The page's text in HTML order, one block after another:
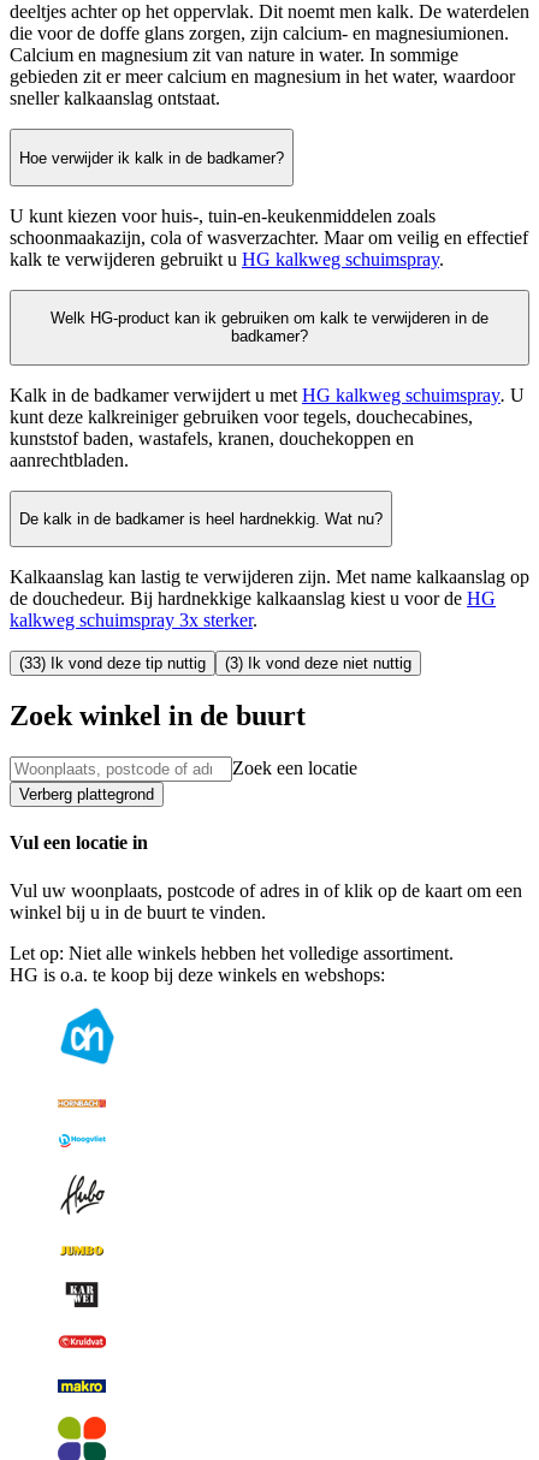
deeltjes achter op het oppervlak. Dit noemt men kalk. De waterdelen
die voor de doffe glans zorgen, zijn calcium- en magnesiumionen.
Calcium en magnesium zit van nature in water. In sommige
gebieden zit er meer calcium en magnesium in het water, waardoor
sneller kalkaanslag ontstaat.
Hoe verwijder ik kalk in de badkamer?
U kunt kiezen voor huis-, tuin-en-keukenmiddelen zoals
schoonmaakazijn, cola of wasverzachter. Maar om veilig en effectief
kalk te verwijderen gebruikt u HG kalkweg schuimspray.
Welk HG-product kan ik gebruiken om kalk te verwijderen in de
badkamer?
Kalk in de badkamer verwijdert u met HG kalkweg schuimspray. U
kunt deze kalkreiniger gebruiken voor tegels, douchecabines,
kunststof baden, wastafels, kranen, douchekoppen en
aanrechtbladen.
De kalk in de badkamer is heel hardnekkig. Wat nu?
Kalkaanslag kan lastig te verwijderen zijn. Met name kalkaanslag op
de douchedeur. Bij hardnekkige kalkaanslag kiest u voor de HG
kalkweg schuimspray 3x sterker.
(33) Ik vond deze tip nuttig (3) Ik vond deze niet nuttig
Zoek winkel in de buurt
Zoek een locatie
Verberg plattegrond
Vul een locatie in
Vul uw woonplaats, postcode of adres in of klik op de kaart om een
winkel bij u in de buurt te vinden.
Let op: Niet alle winkels hebben het volledige assortiment.
HG is o.a. te koop bij deze winkels en webshops: